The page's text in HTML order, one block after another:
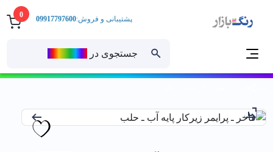
0
جستجوی در
پشتیبانی و فروش:09917797600